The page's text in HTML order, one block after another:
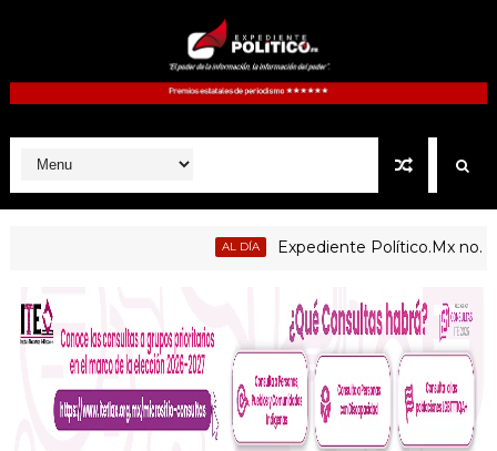
Expediente Político.Mx no. 1125